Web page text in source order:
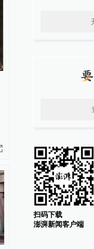
扫码下载
澎湃新闻客户端